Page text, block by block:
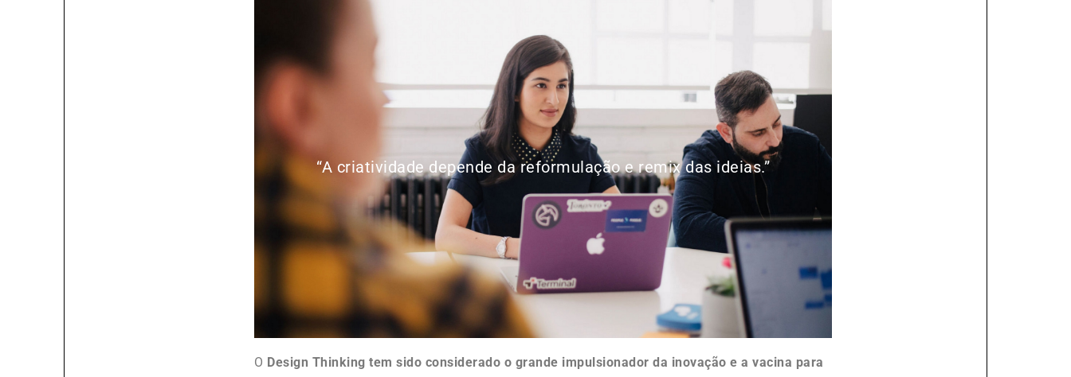
“A criatividade depende da reformulação e remix das ideias.”
O Design Thinking tem sido considerado o grande impulsionador da inovação e a vacina para